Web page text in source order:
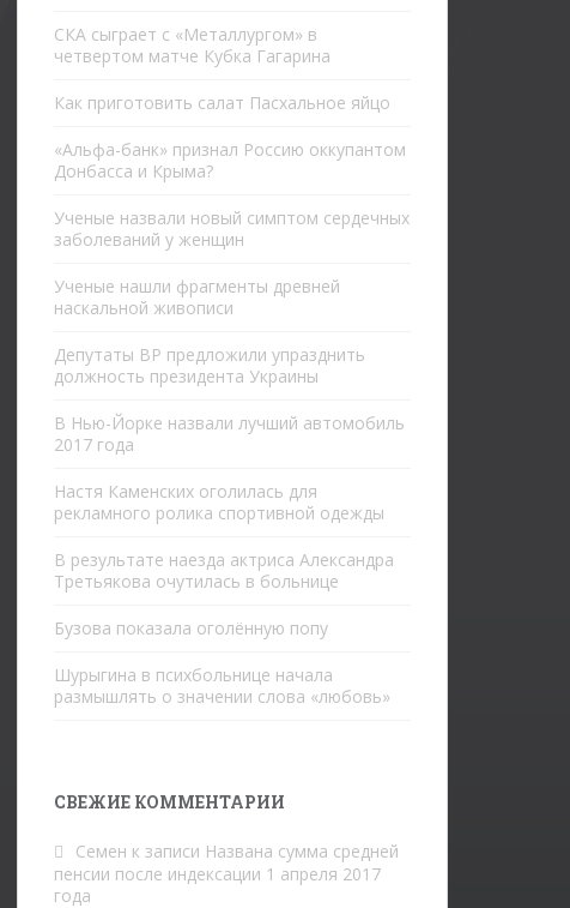
СКА сыграет с «Металлургом» в
четвертом матче Кубка Гагарина
Как приготовить салат Пасхальное яйцо
«Альфа-банк» признал Россию оккупантом
Донбасса и Крыма?
Ученые назвали новый симптом сердечных
заболеваний у женщин
Ученые нашли фрагменты древней
наскальной живописи
Депутаты ВР предложили упразднить
должность президента Украины
В Нью-Йорке назвали лучший автомобиль
2017 года
Настя Каменских оголилась для
рекламного ролика спортивной одежды
В результате наезда актриса Александра
Третьякова очутилась в больнице
Бузова показала оголённую попу
Шурыгина в психбольнице начала
размышлять о значении слова «любовь»
СВЕЖИЕ КОММЕНТАРИИ
Семен к записи Названа сумма средней
пенсии после индексации 1 апреля 2017
года